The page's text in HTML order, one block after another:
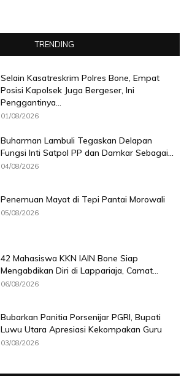
TRENDING
Selain Kasatreskrim Polres Bone, Empat
Posisi Kapolsek Juga Bergeser, Ini
Penggantinya...
01/08/2026
Buharman Lambuli Tegaskan Delapan
Fungsi Inti Satpol PP dan Damkar Sebagai...
04/08/2026
Penemuan Mayat di Tepi Pantai Morowali
05/08/2026
42 Mahasiswa KKN IAIN Bone Siap
Mengabdikan Diri di Lappariaja, Camat...
06/08/2026
Bubarkan Panitia Porsenijar PGRI, Bupati
Luwu Utara Apresiasi Kekompakan Guru
03/08/2026